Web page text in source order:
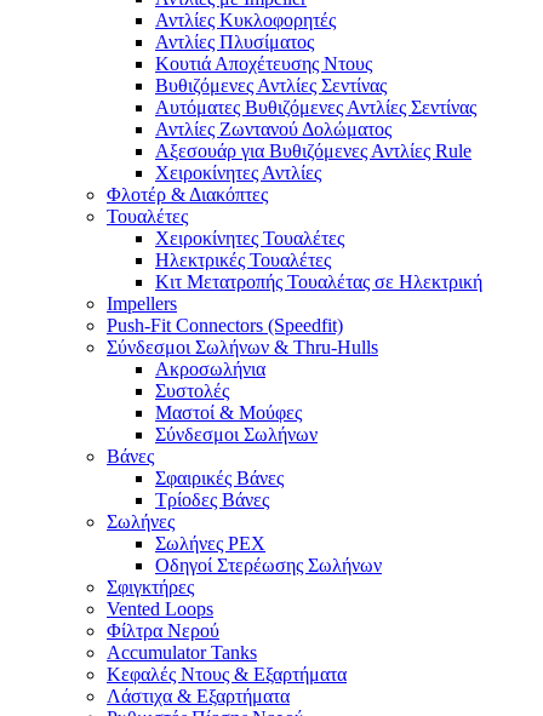
Αντλίες Κυκλοφορητές
Αντλίες Πλυσίματος
Κουτιά Αποχέτευσης Ντους
Βυθιζόμενες Αντλίες Σεντίνας
Αυτόματες Βυθιζόμενες Αντλίες Σεντίνας
Αντλίες Ζωντανού Δολώματος
Αξεσουάρ για Βυθιζόμενες Αντλίες Rule
Χειροκίνητες Αντλίες
Φλοτέρ & Διακόπτες
Τουαλέτες
Χειροκίνητες Τουαλέτες
Ηλεκτρικές Τουαλέτες
Κιτ Μετατροπής Τουαλέτας σε Ηλεκτρική
Impellers
Push-Fit Connectors (Speedfit)
Σύνδεσμοι Σωλήνων & Thru-Hulls
Ακροσωλήνια
Συστολές
Μαστοί & Μούφες
Σύνδεσμοι Σωλήνων
Βάνες
Σφαιρικές Βάνες
Τρίοδες Βάνες
Σωλήνες
Σωλήνες PEX
Οδηγοί Στερέωσης Σωλήνων
Σφιγκτήρες
Vented Loops
Φίλτρα Νερού
Accumulator Tanks
Κεφαλές Ντους & Εξαρτήματα
Λάστιχα & Εξαρτήματα